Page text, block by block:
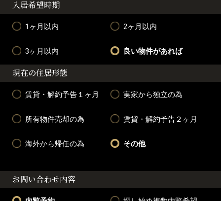
入居希望時期
1ヶ月以内 2ヶ月以内
3ヶ月以内 良い物件があれば
現在の住居形態
賃貸・解約予告１ヶ月 実家から独立の為
所有物件売却の為 賃貸・解約予告２ヶ月
海外から帰任の為 その他
お問い合わせ内容